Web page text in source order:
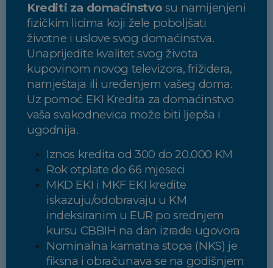
Krediti za domaćinstvo su namijenjeni
fizičkim licima koji žele poboljšati
životne i uslove svog domaćinstva.
Unaprijedite kvalitet svog života
kupovinom novog televizora, frižidera,
namještaja ili uređenjem vašeg doma.
Uz pomoć EKI Kredita za domaćinstvo
vaša svakodnevica može biti ljepša i
ugodnija.
Iznos kredita od 300 do 20.000 KM
Rok otplate do 66 mjeseci
MKD EKI i MKF EKI kredite
iskazuju/odobravaju u KM
indeksiranim u EUR po srednjem
kursu CBBIH na dan izrade ugovora
Nominalna kamatna stopa (NKS) je
fiksna i obračunava se na godišnjem